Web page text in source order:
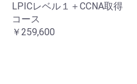
LPICレベル１＋CCNA取得
コース
￥259,600